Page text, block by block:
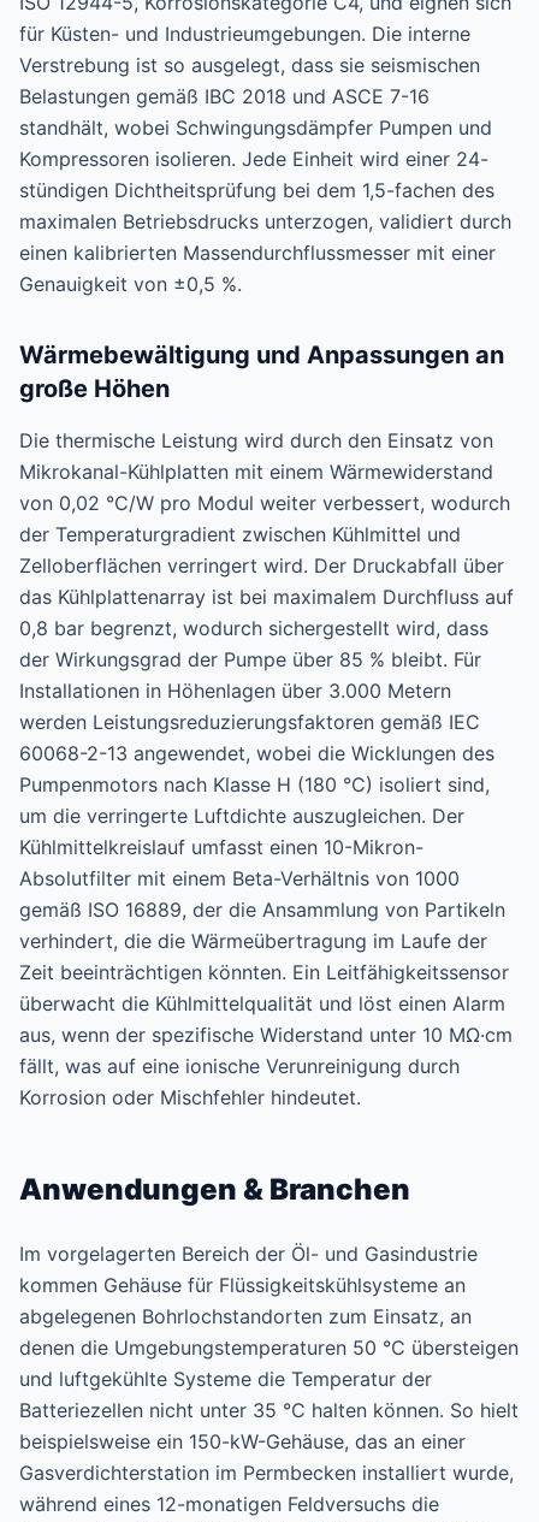
für Küsten- und Industrieumgebungen. Die interne
Verstrebung ist so ausgelegt, dass sie seismischen
Belastungen gemäß IBC 2018 und ASCE 7-16
standhält, wobei Schwingungsdämpfer Pumpen und
Kompressoren isolieren. Jede Einheit wird einer 24-
stündigen Dichtheitsprüfung bei dem 1,5-fachen des
maximalen Betriebsdrucks unterzogen, validiert durch
einen kalibrierten Massendurchflussmesser mit einer
Genauigkeit von ±0,5 %.
Wärmebewältigung und Anpassungen an
große Höhen
Die thermische Leistung wird durch den Einsatz von
Mikrokanal-Kühlplatten mit einem Wärmewiderstand
von 0,02 °C/W pro Modul weiter verbessert, wodurch
der Temperaturgradient zwischen Kühlmittel und
Zelloberflächen verringert wird. Der Druckabfall über
das Kühlplattenarray ist bei maximalem Durchfluss auf
0,8 bar begrenzt, wodurch sichergestellt wird, dass
der Wirkungsgrad der Pumpe über 85 % bleibt. Für
Installationen in Höhenlagen über 3.000 Metern
werden Leistungsreduzierungsfaktoren gemäß IEC
60068-2-13 angewendet, wobei die Wicklungen des
Pumpenmotors nach Klasse H (180 °C) isoliert sind,
um die verringerte Luftdichte auszugleichen. Der
Kühlmittelkreislauf umfasst einen 10-Mikron-
Absolutfilter mit einem Beta-Verhältnis von 1000
gemäß ISO 16889, der die Ansammlung von Partikeln
verhindert, die die Wärmeübertragung im Laufe der
Zeit beeinträchtigen könnten. Ein Leitfähigkeitssensor
überwacht die Kühlmittelqualität und löst einen Alarm
aus, wenn der spezifische Widerstand unter 10 MΩ·cm
fällt, was auf eine ionische Verunreinigung durch
Korrosion oder Mischfehler hindeutet.
Anwendungen & Branchen
Im vorgelagerten Bereich der Öl- und Gasindustrie
kommen Gehäuse für Flüssigkeitskühlsysteme an
abgelegenen Bohrlochstandorten zum Einsatz, an
denen die Umgebungstemperaturen 50 °C übersteigen
und luftgekühlte Systeme die Temperatur der
Batteriezellen nicht unter 35 °C halten können. So hielt
beispielsweise ein 150-kW-Gehäuse, das an einer
Gasverdichterstation im Permbecken installiert wurde,
während eines 12-monatigen Feldversuchs die